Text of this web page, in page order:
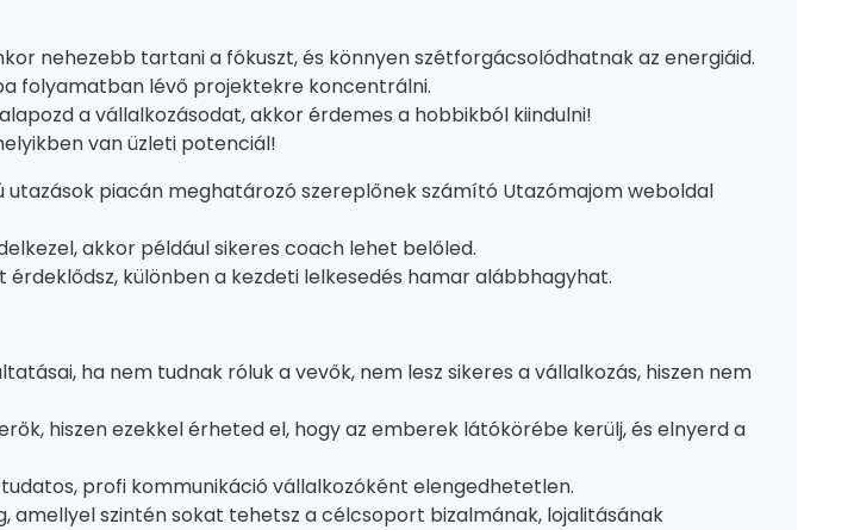
nehezebb tartani a fókuszt, és könnyen szétforgácsolódhatnak az energiáid.
folyamatban lévő projektekre koncentrálni.
a vállalkozásodat, akkor érdemes a hobbikból kiindulni!
van üzleti potenciál!
piacán meghatározó szereplőnek számító Utazómajom weboldal
akkor például sikeres coach lehet belőled.
különben a kezdeti lelkesedés hamar alábbhagyhat.
ha nem tudnak róluk a vevők, nem lesz sikeres a vállalkozás, hiszen nem
hiszen ezekkel érheted el, hogy az emberek látókörébe kerülj, és elnyerd a
profi kommunikáció vállalkozóként elengedhetetlen.
amellyel szintén sokat tehetsz a célcsoport bizalmának, lojalitásának